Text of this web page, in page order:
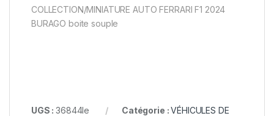
COLLECTION/MINIATURE AUTO FERRARI F1 2024
BURAGO boite souple
UGS :36844le Catégorie :VÉHICULES DE